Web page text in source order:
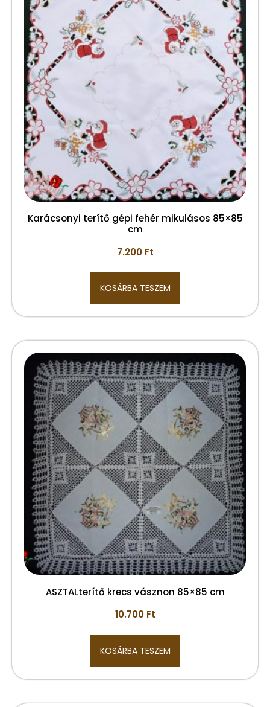
Karácsonyi terítő gépi fehér mikulásos 85×85
cm
7.200 Ft
KOSÁRBA TESZEM
ASZTALterítő krecs vásznon 85×85 cm
10.700 Ft
KOSÁRBA TESZEM